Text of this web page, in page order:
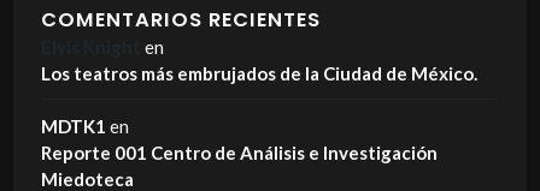
COMENTARIOS RECIENTES
en
Los teatros más embrujados de la Ciudad de México.
MDTK1 en
Reporte 001 Centro de Análisis e Investigación
Miedoteca